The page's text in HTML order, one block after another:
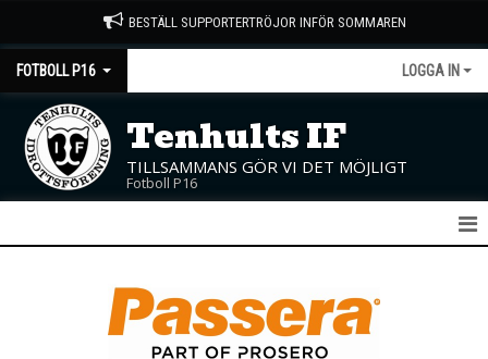
BESTÄLL SUPPORTERTRÖJOR INFÖR SOMMAREN
FOTBOLL P16 LOGGA IN
Tenhults IF
TILLSAMMANS GÖR VI DET MÖJLIGT
Fotboll P16